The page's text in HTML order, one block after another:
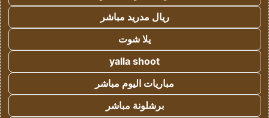
ريال مدريد مباشر
يلا شوت
yalla shoot
مباريات اليوم مباشر
برشلونة مباشر